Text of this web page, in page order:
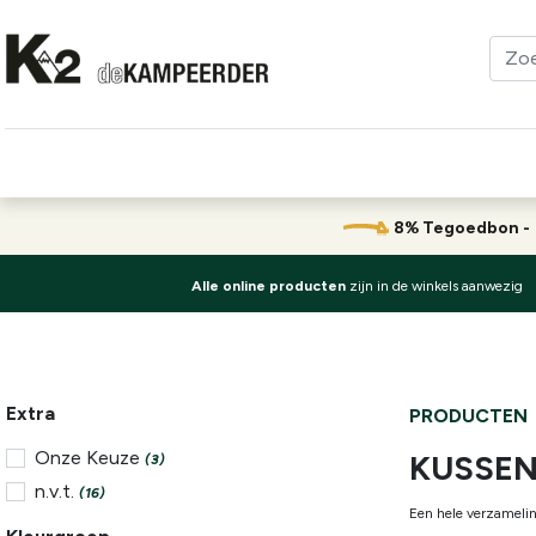
8% Tegoedbon -
Alle online producten zijn in de winkels aanwezig
Extra
Onze Keuze (3)
n.v.t. (16)
PRODUCTEN
Een hele